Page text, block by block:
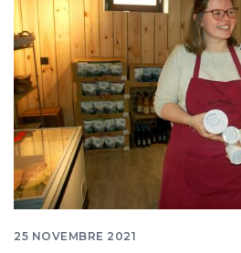
25 NOVEMBRE 2021